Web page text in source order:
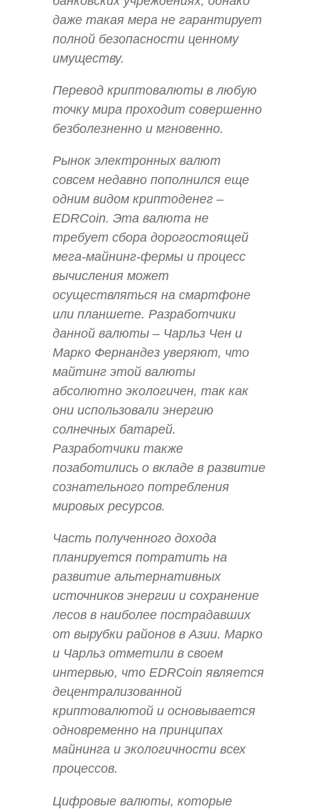
даже такая мера не гарантирует
полной безопасности ценному
имуществу.
Перевод криптовалюты в любую
точку мира проходит совершенно
безболезненно и мгновенно.
Рынок электронных валют
совсем недавно пополнился еще
одним видом криптоденег –
EDRСoin. Эта валюта не
требует сбора дорогостоящей
мега-майнинг-фермы и процесс
вычисления может
осуществляться на смартфоне
или планшете. Разработчики
данной валюты – Чарльз Чен и
Марко Фернандез уверяют, что
майтинг этой валюты
абсолютно экологичен, так как
они использовали энергию
солнечных батарей.
Разработчики также
позаботились о вкладе в развитие
сознательного потребления
мировых ресурсов.
Часть полученного дохода
планируется потратить на
развитие альтернативных
источников энергии и сохранение
лесов в наиболее пострадавших
от вырубки районов в Азии. Марко
и Чарльз отметили в своем
интервью, что EDRCoin является
децентрализованной
криптовалютой и основывается
одновременно на принципах
майнинга и экологичности всех
процессов.
Цифровые валюты, которые